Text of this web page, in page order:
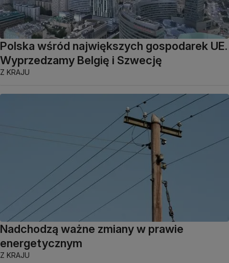
Polska wśród największych gospodarek UE.
Wyprzedzamy Belgię i Szwecję
Z KRAJU
Nadchodzą ważne zmiany w prawie
energetycznym
Z KRAJU